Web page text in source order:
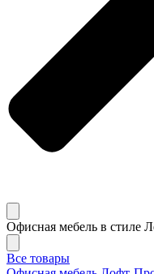
Офисная мебель в стиле
Все товары